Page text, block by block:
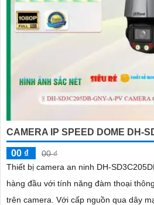
CAMERA IP SPEED DOME DH-
00 ₫
00 ₫
Thiết bị camera an ninh DH-
hàng đầu với tính năng đàm thoại
trên camera. Với cấp nguồn qua